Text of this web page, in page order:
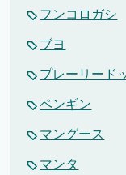
フンコロガシ
ブヨ
プレーリード
ペンギン
マングース
マンタ